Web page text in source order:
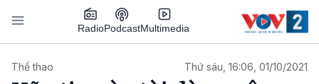
Nhảy đến nội dung
RadioPodcastMultimedia
Thể thao Thứ sáu, 16:06, 01/10/2021